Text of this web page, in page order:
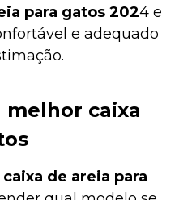
para gatos 2024 e
e adequado
melhor caixa
de areia para